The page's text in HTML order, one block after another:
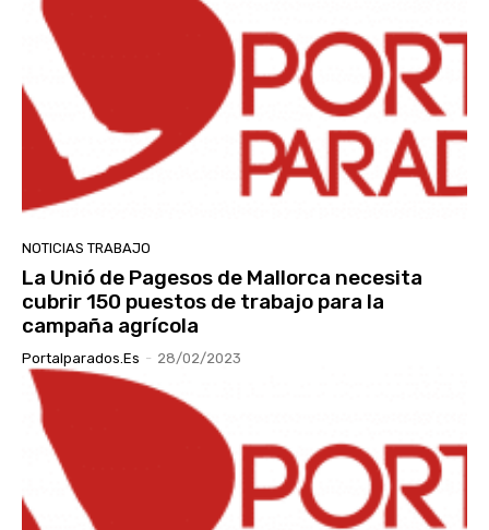
NOTICIAS TRABAJO
La Unió de Pagesos de Mallorca necesita
cubrir 150 puestos de trabajo para la
campaña agrícola
Portalparados.es - 28/02/2023